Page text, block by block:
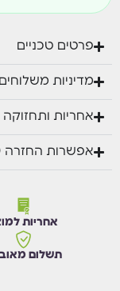
פרטים טכניים
מדיניות משלוחים
אחריות ותחזוקה
אפשרות החזרה
אחריות
תשלום